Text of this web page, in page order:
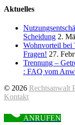
Aktuelles
Scheidung 2.
Wohnvorteil bei
Fragen! 27.
Trennung –
: FAQ vom
© 2026 Rechtsanwalt
Kontakt
ANRUFEN